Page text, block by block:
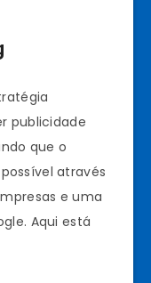
publicidade
que o
através
e uma
Aqui está